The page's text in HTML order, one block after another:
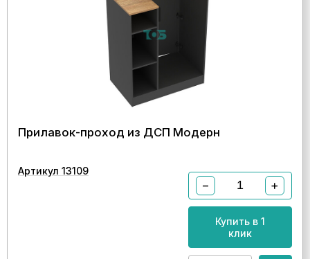
Прилавок-проход из ДСП Модерн
Артикул 13109
− +
Купить в 1
клик